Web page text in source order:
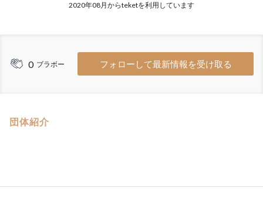
2020年08月からteketを利用しています
0 ブラボー フォローして最新情報を受け取る
団体紹介